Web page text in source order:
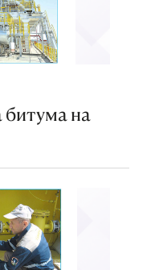
битума на